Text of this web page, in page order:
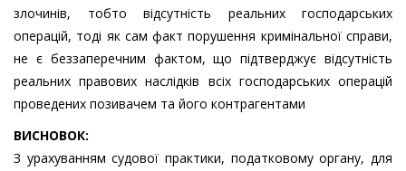
злочинів, тобто відсутність реальних господарських
операцій, тоді як сам факт порушення кримінальної справи,
не є беззаперечним фактом, що підтверджує відсутність
реальних правових наслідків всіх господарських операцій
проведених позивачем та його контрагентами
ВИСНОВОК:
З урахуванням судової практики, податковому органу, для